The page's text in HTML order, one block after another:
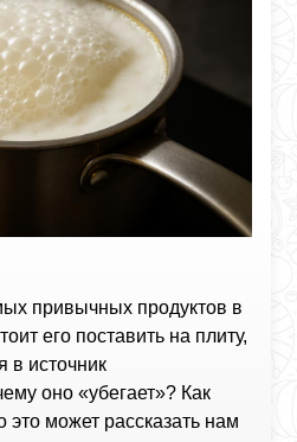
привычных продуктов в
его поставить на плиту,
в источник
оно «убегает»? Как
это может рассказать нам